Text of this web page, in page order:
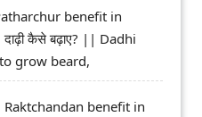
benefit in
दाढ़ी कैसे बढ़ाए? || Dadhi
grow beard,
benefit in